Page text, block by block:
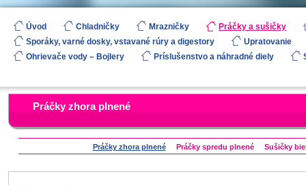
Úvod Chladničky Mrazničky
Práčky a sušičky
Sporáky, varné dosky, vstavané rúry a digestory
Upratovanie
Ohrievače vody – Bojlery
Príslušenstvo a náhradné diely
Práčky zhora plnené
Práčky zhora plnené Práčky spredu plnené Sušičky